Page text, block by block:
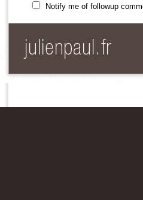
Notify me of followup